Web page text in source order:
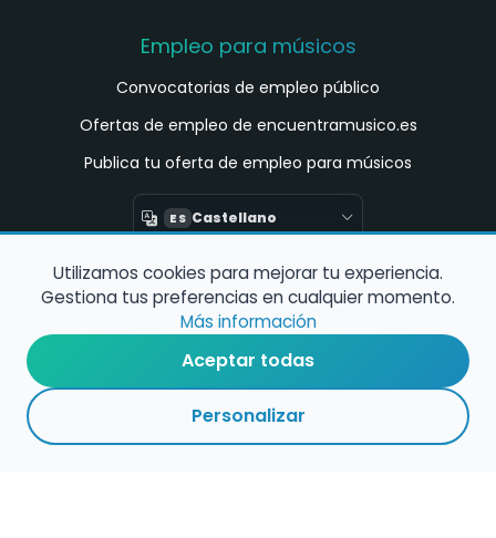
Empleo para músicos
Convocatorias de empleo público
Ofertas de empleo de encuentramusico.es
Publica tu oferta de empleo para músicos
ES Castellano
Encuentra Músico
Buscador de Músicos
Encuentra Pianista Acompañante
Asesoría para músicos y docentes
Utilizamos cookies para mejorar tu experiencia.
Gestiona tus preferencias en cualquier momento.
Más información
Aceptar todas
Personalizar